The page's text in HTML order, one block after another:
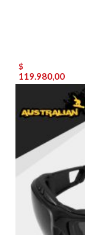
$
119.980,00